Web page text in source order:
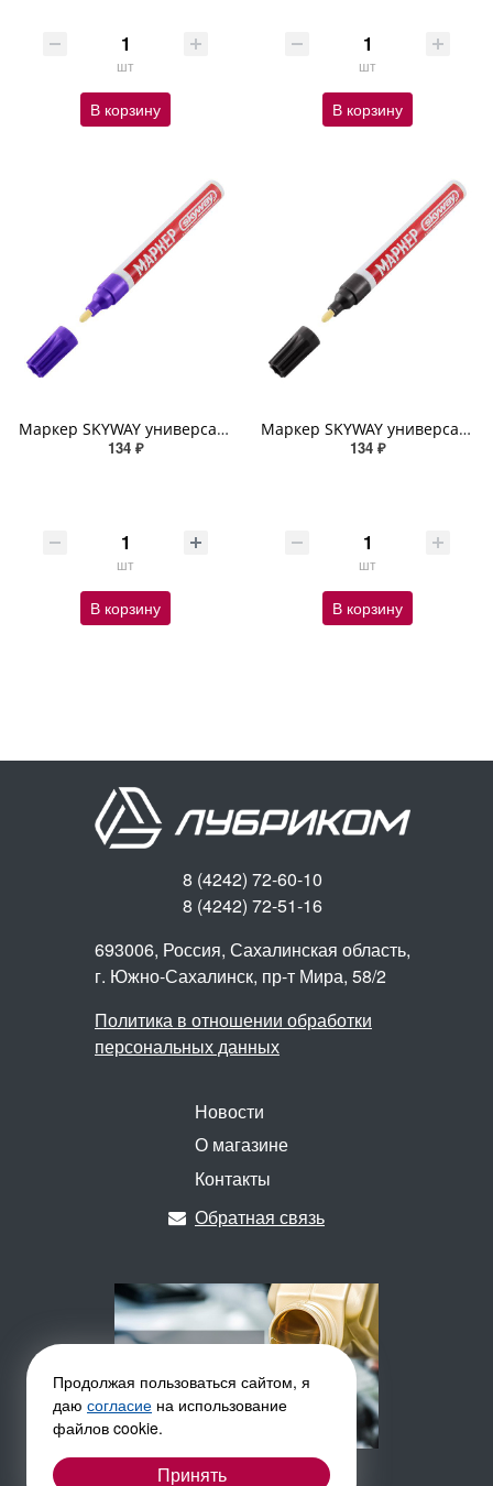
шт
В корзину
шт
В корзину
Маркер SKYWAY универсальный с наконечником из фетра, цвет фиолетовый
134 ₽
шт
В корзину
Маркер SKYWAY универсальный с наконечником из фетра, цвет черный
134 ₽
шт
В корзину
Продолжая пользоваться сайтом, я
даю согласие на использование
файлов cookie.
Принять
8 (4242) 72-60-10
8 (4242) 72-51-16
693006, Россия, Сахалинская область,
г. Южно-Сахалинск, пр-т Мира, 58/2
Политика в отношении обработки
персональных данных
Новости
О магазине
Контакты
Обратная связь